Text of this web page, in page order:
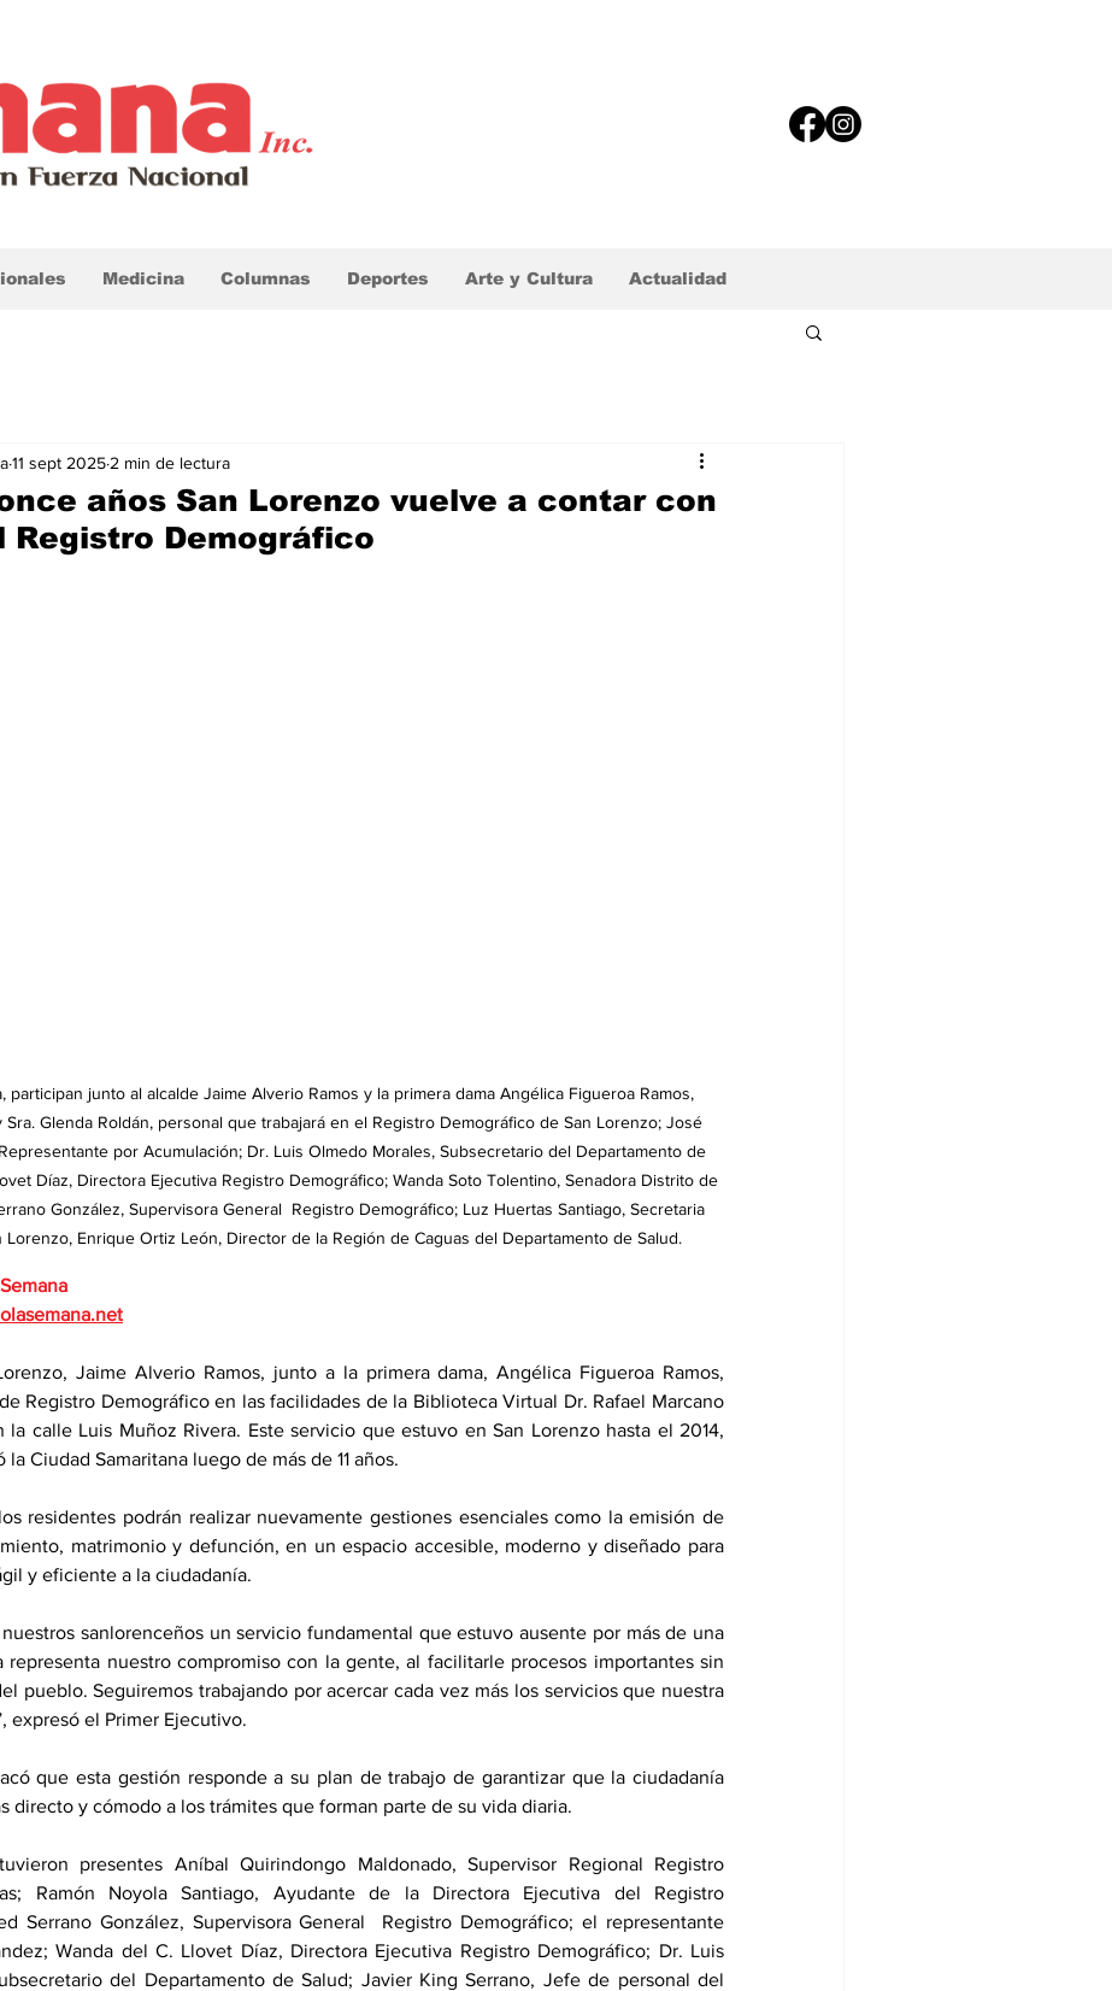
Medicina Columnas Deportes Arte y Cultura Actualidad
años San Lorenzo vuelve a contar con
Registro Demográfico
11 sept 2025 2 min de lectura
participan junto al alcalde Jaime Alverio Ramos y la primera dama Angélica Figueroa Ramos,
Sra. Glenda Roldán, personal que trabajará en el Registro Demográfico de San Lorenzo; José
por Acumulación; Dr. Luis Olmedo Morales, Subsecretario del Departamento de
Díaz, Directora Ejecutiva Registro Demográfico; Wanda Soto Tolentino, Senadora Distrito de
González, Supervisora General  Registro Demográfico; Luz Huertas Santiago, Secretaria
Lorenzo, Enrique Ortiz León, Director de la Región de Caguas del Departamento de Salud.
Jaime Alverio Ramos, junto a la primera dama, Angélica Figueroa Ramos,
Registro Demográfico en las facilidades de la Biblioteca Virtual Dr. Rafael Marcano
la calle Luis Muñoz Rivera. Este servicio que estuvo en San Lorenzo hasta el 2014,
Ciudad Samaritana luego de más de 11 años.
residentes podrán realizar nuevamente gestiones esenciales como la emisión de
matrimonio y defunción, en un espacio accesible, moderno y diseñado para
y eficiente a la ciudadanía.
sanlorenceños un servicio fundamental que estuvo ausente por más de una
representa nuestro compromiso con la gente, al facilitarle procesos importantes sin
pueblo. Seguiremos trabajando por acercar cada vez más los servicios que nuestra
expresó el Primer Ejecutivo.
que esta gestión responde a su plan de trabajo de garantizar que la ciudadanía
directo y cómodo a los trámites que forman parte de su vida diaria.
presentes Aníbal Quirindongo Maldonado, Supervisor Regional Registro
Ramón Noyola Santiago, Ayudante de la Directora Ejecutiva del Registro
Serrano González, Supervisora General  Registro Demográfico; el representante
Wanda del C. Llovet Díaz, Directora Ejecutiva Registro Demográfico; Dr. Luis
del Departamento de Salud; Javier King Serrano, Jefe de personal del